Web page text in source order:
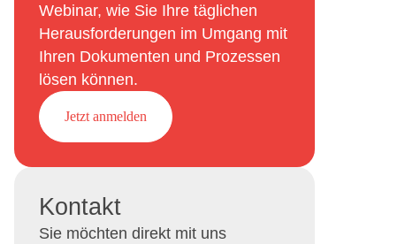
Webinar, wie Sie Ihre täglichen
Herausforderungen im Umgang mit
Ihren Dokumenten und Prozessen
lösen können.
Jetzt anmelden
Kontakt
Sie möchten direkt mit uns